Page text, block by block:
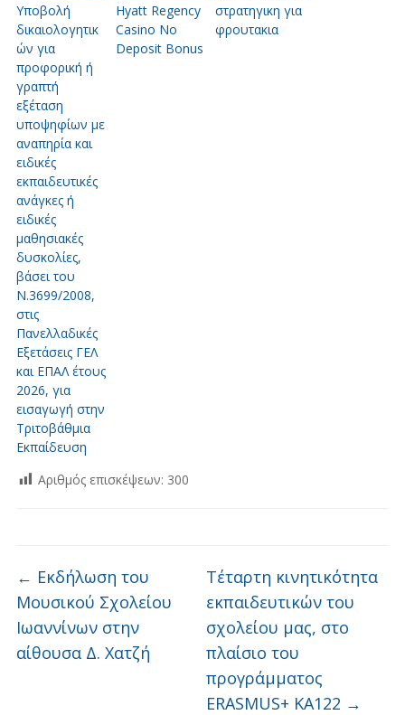
Υποβολή
δικαιολογητικ
ών για
προφορική ή
γραπτή
εξέταση
υποψηφίων με
αναπηρία και
ειδικές
εκπαιδευτικές
ανάγκες ή
ειδικές
μαθησιακές
δυσκολίες,
βάσει του
Ν.3699/2008,
στις
Πανελλαδικές
Εξετάσεις ΓΕΛ
και ΕΠΑΛ έτους
2026, για
εισαγωγή στην
Τριτοβάθμια
Εκπαίδευση
Hyatt Regency
Casino No
Deposit Bonus
στρατηγικη για
φρουτακια
Αριθμός επισκέψεων: 300
← Εκδήλωση του
Μουσικού Σχολείου
Ιωαννίνων στην
αίθουσα Δ. Χατζή
Τέταρτη κινητικότητα
εκπαιδευτικών του
σχολείου μας, στο
πλαίσιο του
προγράμματος
ERASMUS+ KA122 →